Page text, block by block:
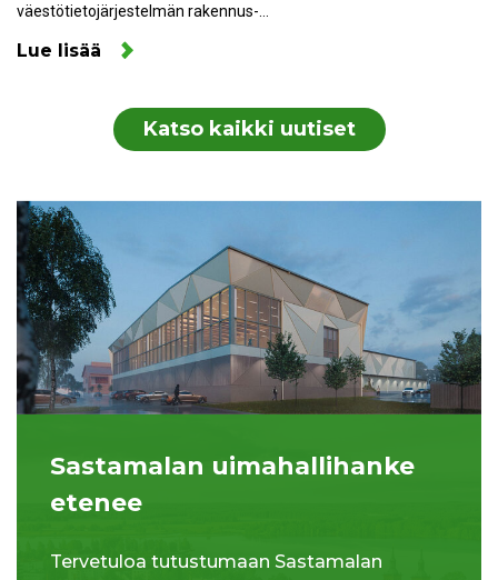
väestötietojärjestelmän rakennus-…
Lue lisää
Katso kaikki uutiset
Sastamalan uimahallihanke
etenee
Tervetuloa tutustumaan Sastamalan